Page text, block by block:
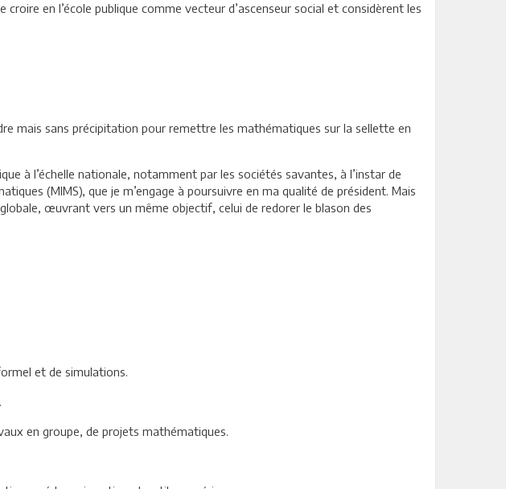
en l’école publique comme vecteur d’ascenseur social et considèrent les
mais sans précipitation pour remettre les mathématiques sur la sellette en
à l’échelle nationale, notamment par les sociétés savantes, à l’instar de
(MIMS), que je m’engage à poursuivre en ma qualité de président. Mais
œuvrant vers un même objectif, celui de redorer le blason des
et de simulations.
en groupe, de projets mathématiques.